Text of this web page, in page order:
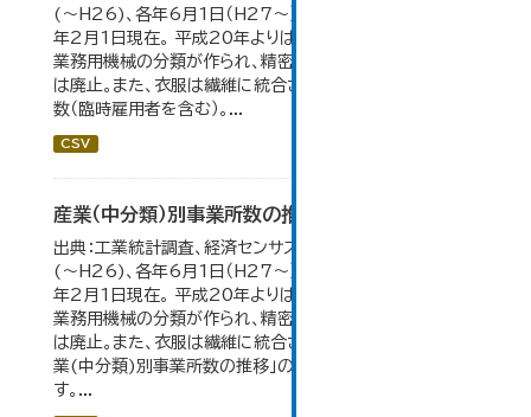
(～H26)、各年6月1日（H27～）・平成23年のみ平成24
年2月1日現在。 平成20年よりはん用機械、生産用機械、
業務用機械の分類が作られ、精密機械、一般用機械の分類
は廃止。また、衣服は繊維に統合された。 数値は総従業者
数（臨時雇用者を含む）。...
CSV
産業（中分類）別事業所数の推移
出典：工業統計調査、経済センサス。各年12月31日現在
(～H26)、各年6月1日（H27～）・平成23年のみ平成24
年2月1日現在。 平成20年よりはん用機械、生産用機械、
業務用機械の分類が作られ、精密機械、一般用機械の分類
は廃止。また、衣服は繊維に統合された。 大仙市の統計「産
業(中分類)別事業所数の推移」のデータを参照していま
す。...